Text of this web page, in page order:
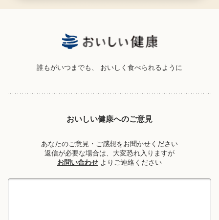
誰もがいつまでも、 おいしく食べられるように
おいしい健康へのご意見
あなたのご意見・ご感想をお聞かせください
返信が必要な場合は、大変恐れ入りますが
お問い合わせ よりご連絡ください